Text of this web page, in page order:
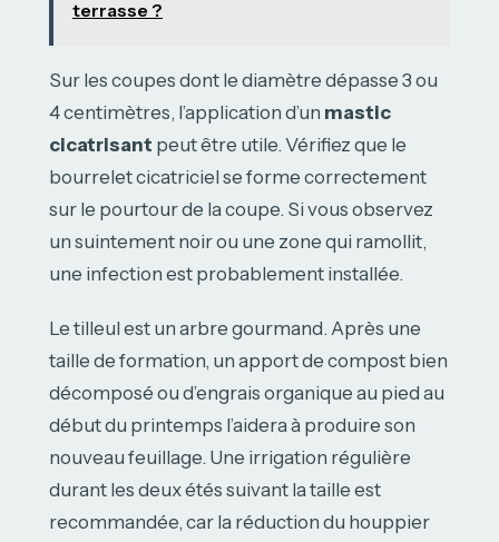
terrasse ?
Sur les coupes dont le diamètre dépasse 3 ou
4 centimètres, l’application d’un mastic
cicatrisant peut être utile. Vérifiez que le
bourrelet cicatriciel se forme correctement
sur le pourtour de la coupe. Si vous observez
un suintement noir ou une zone qui ramollit,
une infection est probablement installée.
Le tilleul est un arbre gourmand. Après une
taille de formation, un apport de compost bien
décomposé ou d’engrais organique au pied au
début du printemps l’aidera à produire son
nouveau feuillage. Une irrigation régulière
durant les deux étés suivant la taille est
recommandée, car la réduction du houppier